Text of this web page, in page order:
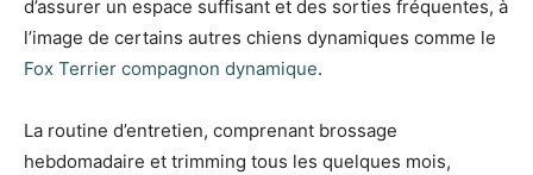
d’assurer un espace suffisant et des sorties fréquentes, à
l’image de certains autres chiens dynamiques comme le
Fox Terrier compagnon dynamique.
La routine d’entretien, comprenant brossage
hebdomadaire et trimming tous les quelques mois,